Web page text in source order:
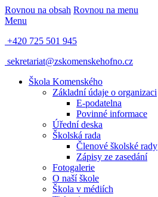
Rovnou na obsah Rovnou na menu
Menu
+420 725 501 945
sekretariat@zskomenskehofno.cz
Škola Komenského
Základní údaje o organizaci
E-podatelna
Povinné informace
Úřední deska
Školská rada
Členové školské rady
Zápisy ze zasedání
Fotogalerie
O naší škole
Škola v médiích